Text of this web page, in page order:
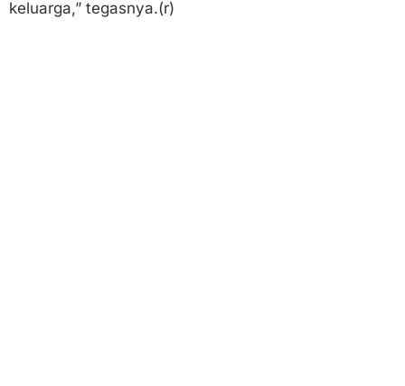
keluarga,” tegasnya.(r)